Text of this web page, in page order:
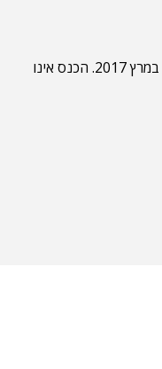
הכנס של HPE יתקיים ביום שלישי, 14 במרץ 2017. הכנס אינו